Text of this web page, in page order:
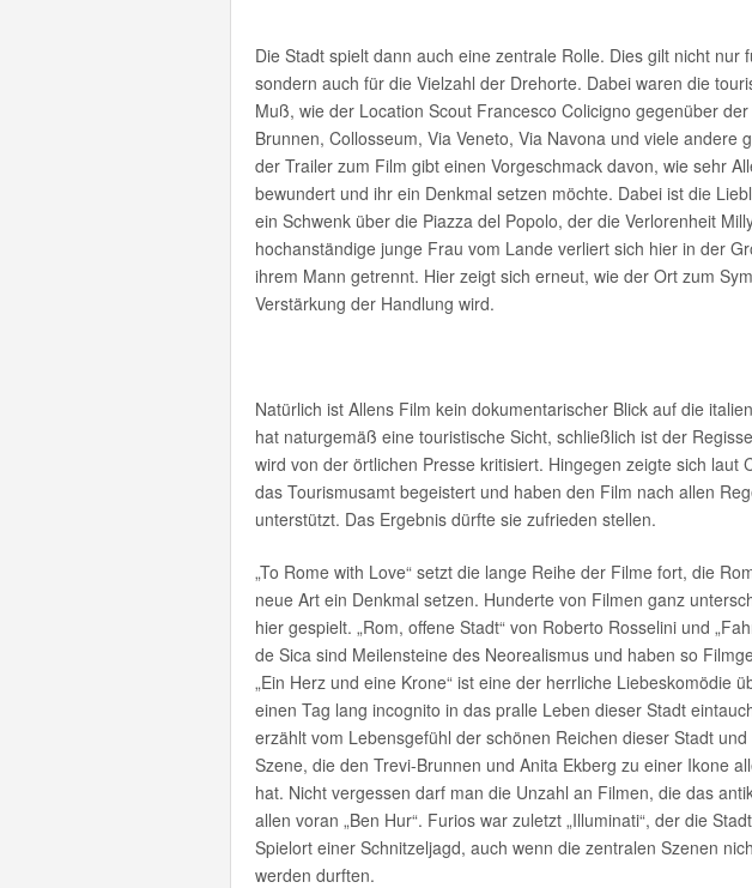
Die Stadt spielt dann auch eine zentrale Rolle. Dies gilt nicht nur
sondern auch für die Vielzahl der Drehorte. Dabei waren die
Muß, wie der Location Scout Francesco Colicigno gegenüber der
Brunnen, Collosseum, Via Veneto, Via Navona und viele andere
der Trailer zum Film gibt einen Vorgeschmack davon, wie sehr
bewundert und ihr ein Denkmal setzen möchte. Dabei ist die
ein Schwenk über die Piazza del Popolo, der die Verlorenheit
hochanständige junge Frau vom Lande verliert sich hier in der
ihrem Mann getrennt. Hier zeigt sich erneut, wie der Ort zum
Verstärkung der Handlung wird.
Natürlich ist Allens Film kein dokumentarischer Blick auf die
hat naturgemäß eine touristische Sicht, schließlich ist der
wird von der örtlichen Presse kritisiert. Hingegen zeigte sich laut
das Tourismusamt begeistert und haben den Film nach allen
unterstützt. Das Ergebnis dürfte sie zufrieden stellen.
„To Rome with Love“ setzt die lange Reihe der Filme fort, die
neue Art ein Denkmal setzen. Hunderte von Filmen ganz
hier gespielt. „Rom, offene Stadt“ von Roberto Rosselini und
de Sica sind Meilensteine des Neorealismus und haben so
„Ein Herz und eine Krone“ ist eine der herrliche Liebeskomödie
einen Tag lang incognito in das pralle Leben dieser Stadt
erzählt vom Lebensgefühl der schönen Reichen dieser Stadt
Szene, die den Trevi-Brunnen und Anita Ekberg zu einer Ikone
hat. Nicht vergessen darf man die Unzahl an Filmen, die das
allen voran „Ben Hur“. Furios war zuletzt „Illuminati“, der die
Spielort einer Schnitzeljagd, auch wenn die zentralen Szenen
werden durften.